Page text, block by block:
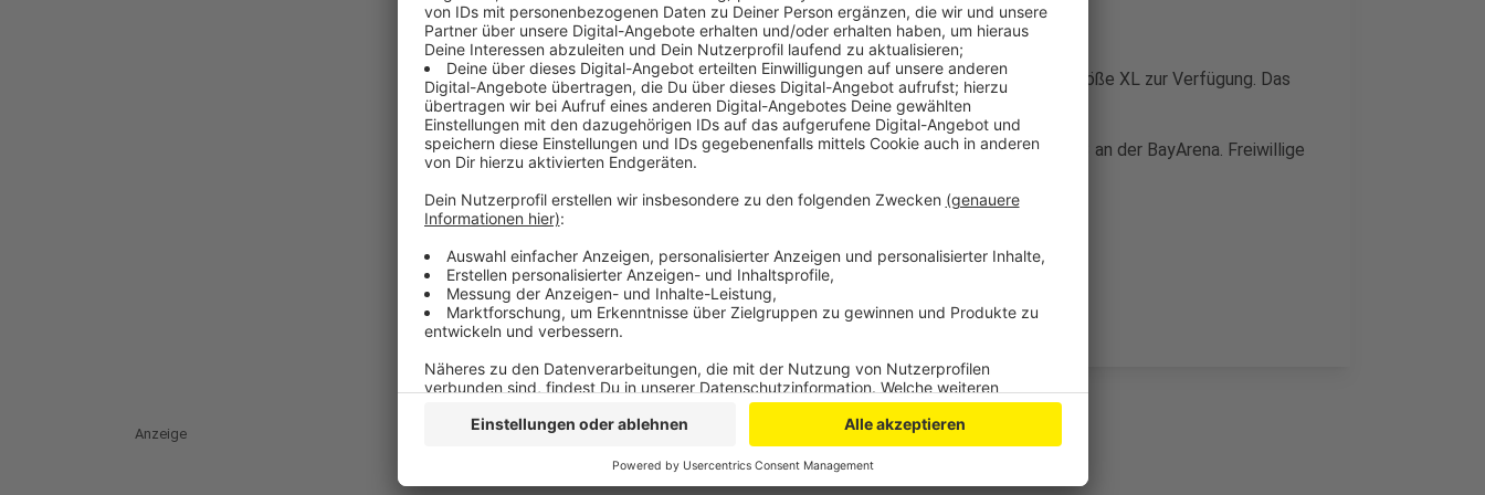
Die T-Shirts sind schwarz oder rot und stehen ausschließlich in Größe XL zur Verfügung. Das
Ganze ist kostenlos.
Die Verteilung startet um 10 Uhr am Schwadbus auf Parkplatz P3 an der BayArena. Freiwillige
Spenden für die Shirts gehen an den Tierpark Reuschenberg.
Anzeige
Anzeige